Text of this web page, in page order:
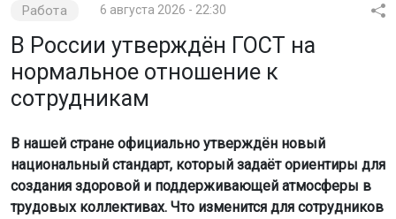
Работа 6 августа 2026 - 22:30
В России утверждён ГОСТ на
нормальное отношение к
сотрудникам
В нашей стране официально утверждён новый
национальный стандарт, который задаёт ориентиры для
создания здоровой и поддерживающей атмосферы в
трудовых коллективах. Что изменится для сотрудников